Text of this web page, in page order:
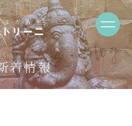
着情報
News・Blog